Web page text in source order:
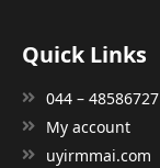
Quick Links
044 – 48586727
My account
uyirmmai.com